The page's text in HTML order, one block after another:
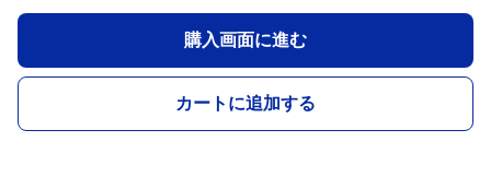
購入画面に進む
カートに追加する